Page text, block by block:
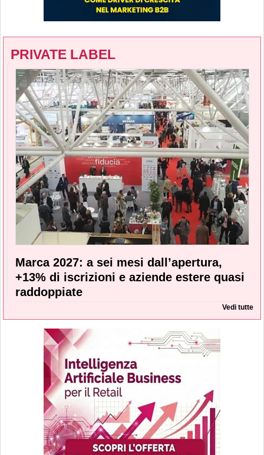
PRIVATE LABEL
Marca 2027: a sei mesi dall’apertura,
+13% di iscrizioni e aziende estere quasi
raddoppiate
Vedi tutte